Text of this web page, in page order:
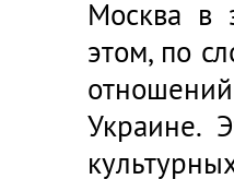
Москва в
этом, по
Украине.